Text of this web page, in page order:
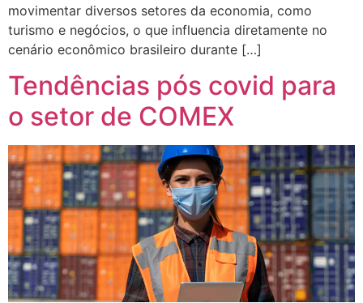
movimentar diversos setores da economia, como
turismo e negócios, o que influencia diretamente no
cenário econômico brasileiro durante […]
Tendências pós covid para
o setor de COMEX